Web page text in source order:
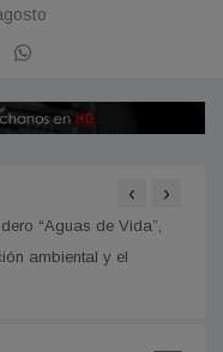
“Aguas de Vida”,
ambiental y el
‹ ›